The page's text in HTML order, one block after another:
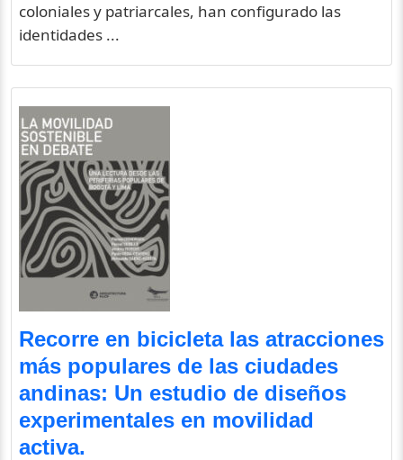
coloniales y patriarcales, han configurado las
identidades ...
Recorre en bicicleta las atracciones
más populares de las ciudades
andinas: Un estudio de diseños
experimentales en movilidad
activa.